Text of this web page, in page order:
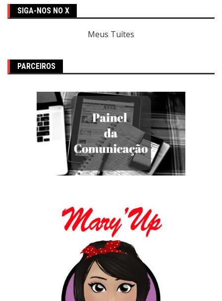
SIGA-NOS NO X
Meus Tuítes
PARCEIROS